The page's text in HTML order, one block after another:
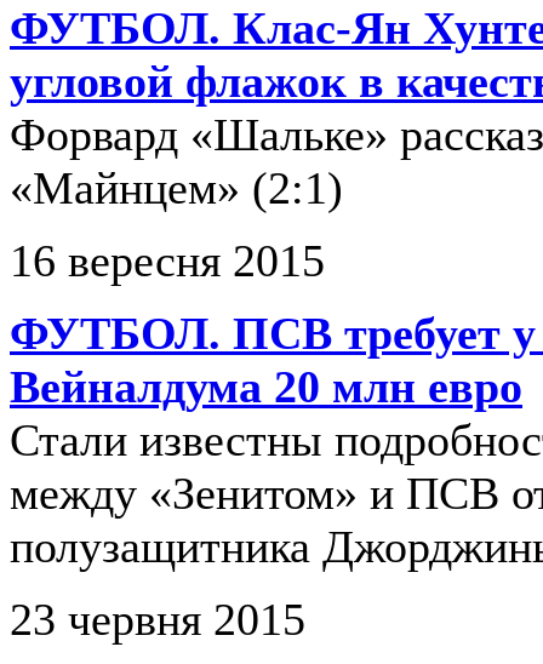
ФУТБОЛ. Клас-Ян
угловой флажок в
Форвард «Шальке»
«Майнцем» (2:1)
16 вересня 2015
ФУТБОЛ. ПСВ требует у
Вейналдума 20 млн евро
Стали известны
между «Зенитом» и ПСВ
полузащитника
23 червня 2015